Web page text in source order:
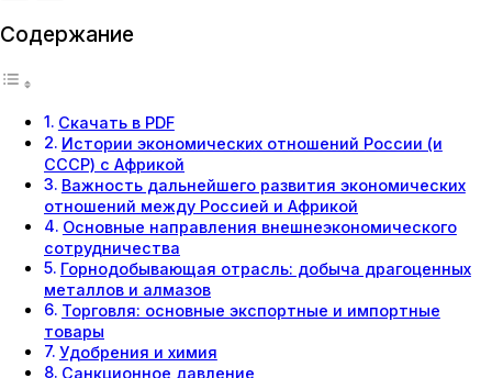
Содержание
Скачать в PDF
Истории экономических отношений России (и
СССР) с Африкой
Важность дальнейшего развития экономических
отношений между Россией и Африкой
Основные направления внешнеэкономического
сотрудничества
Горнодобывающая отрасль: добыча драгоценных
металлов и алмазов
Торговля: основные экспортные и импортные
товары
Удобрения и химия
Санкционное давление